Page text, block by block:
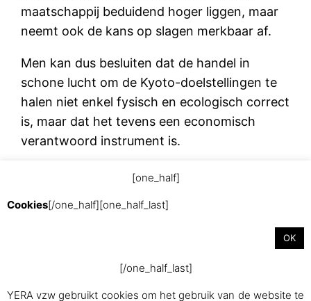
maatschappij beduidend hoger liggen, maar
neemt ook de kans op slagen merkbaar af.
Men kan dus besluiten dat de handel in
schone lucht om de Kyoto-doelstellingen te
halen niet enkel fysisch en ecologisch correct
is, maar dat het tevens een economisch
verantwoord instrument is.
[one_half]
Cookies[/one_half][one_half_last]
OK
[/one_half_last]
YERA vzw gebruikt cookies om het gebruik van de website te